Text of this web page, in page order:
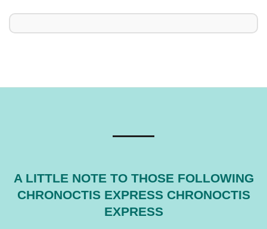
A LITTLE NOTE TO THOSE FOLLOWING
CHRONOCTIS EXPRESS CHRONOCTIS
EXPRESS